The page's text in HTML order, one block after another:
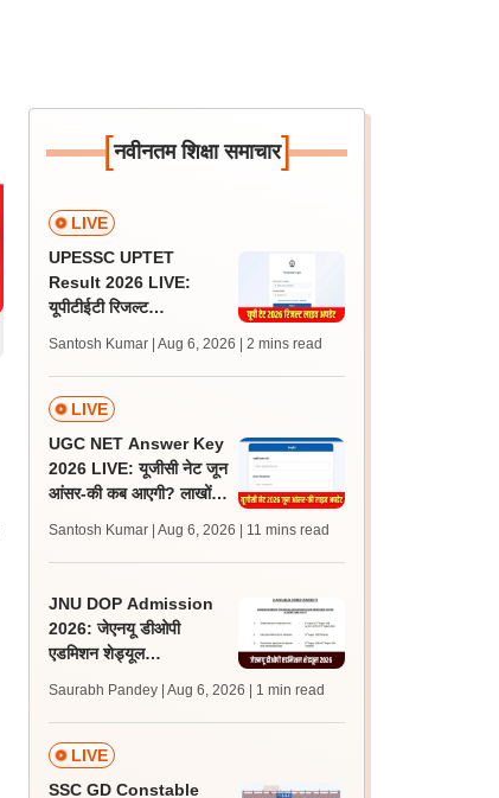
[नवीनतम शिक्षा समाचार]
LIVE
UPESSC UPTET
Result 2026 LIVE:
यूपीटीईटी रिजल्ट
जल्द, जानें लेटेस्ट अपडेट,
पासिंग मार्क्स
Santosh Kumar | Aug 6, 2026 | 2 mins read
LIVE
UGC NET Answer Key
2026 LIVE: यूजीसी नेट जून
आंसर-की कब आएगी? लाखों
Santosh Kumar | Aug 6, 2026 | 11 mins read
JNU DOP Admission
2026: जेएनयू डीओपी
एडमिशन शेड्यूल
24 अगस्त को जारी होगी मेरिट
लिस्ट
Saurabh Pandey | Aug 6, 2026 | 1 min read
LIVE
SSC GD Constable